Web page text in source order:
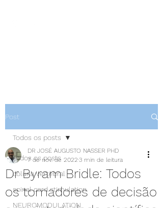
Post
Todos os posts
coluna vertebral
spinal cord stimulation
NEUROMODULATION
Todos os posts
Dr Byram Bridle: Todos
os tomadores de decisão
DR JOSÉ AUGUSTO NASSER PHD
7 de nov. de 2022 3 min de leitura